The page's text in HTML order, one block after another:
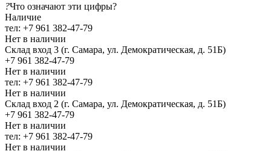
?Что означают эти цифры?
Наличие
тел: +7 961 382-47-79
Нет в наличии
Склад вход 3 (г. Самара, ул. Демократическая, д. 51Б)
+7 961 382-47-79
Нет в наличии
тел: +7 961 382-47-79
Нет в наличии
Склад вход 2 (г. Самара, ул. Демократическая, д. 51Б)
+7 961 382-47-79
Нет в наличии
тел: +7 961 382-47-79
Нет в наличии